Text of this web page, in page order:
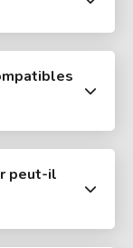
peut-il